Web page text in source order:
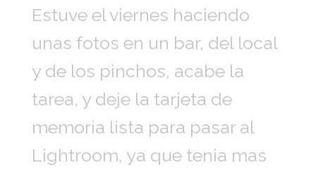
Estuve el viernes haciendo
unas fotos en un bar, del local
y de los pinchos, acabe la
tarea, y deje la tarjeta de
memoria lista para pasar al
Lightroom, ya que tenia mas